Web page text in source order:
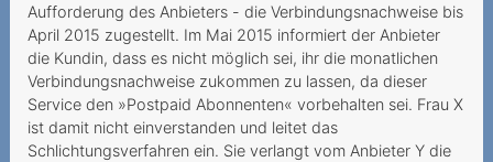
Aufforderung des Anbieters - die Verbindungsnachweise bis
April 2015 zugestellt. Im Mai 2015 informiert der Anbieter
die Kundin, dass es nicht möglich sei, ihr die monatlichen
Verbindungsnachweise zukommen zu lassen, da dieser
Service den »Postpaid Abonnenten« vorbehalten sei. Frau X
ist damit nicht einverstanden und leitet das
Schlichtungsverfahren ein. Sie verlangt vom Anbieter Y die
Résiliation par le prestataire
d'un numéro Prepaid
inutilisé
Fragliche Deaktivierung
einer Prepaid-Nummer